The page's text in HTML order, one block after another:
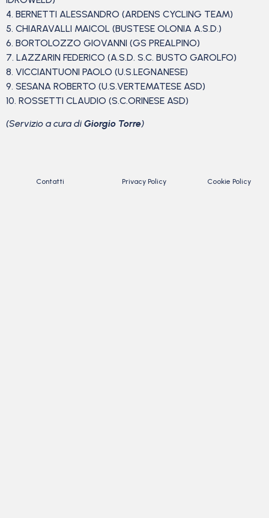
4. BERNETTI ALESSANDRO (ARDENS CYCLING TEAM)
5. CHIARAVALLI MAICOL (BUSTESE OLONIA A.S.D.)
6. BORTOLOZZO GIOVANNI (GS PREALPINO)
7. LAZZARIN FEDERICO (A.S.D. S.C. BUSTO GAROLFO)
8. VICCIANTUONI PAOLO (U.S.LEGNANESE)
9. SESANA ROBERTO (U.S.VERTEMATESE ASD)
10. ROSSETTI CLAUDIO (S.C.ORINESE ASD)
(Servizio a cura di Giorgio Torre)
Contatti Privacy Policy Cookie Policy